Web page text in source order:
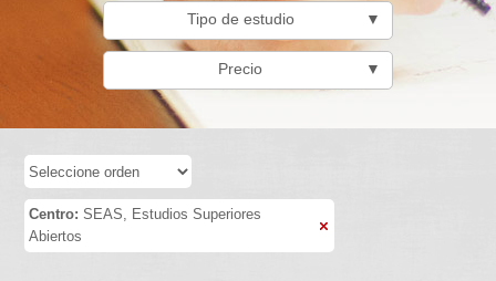
Tipo de estudio ▼
Precio ▼
Centro: SEAS, Estudios Superiores
Abiertos